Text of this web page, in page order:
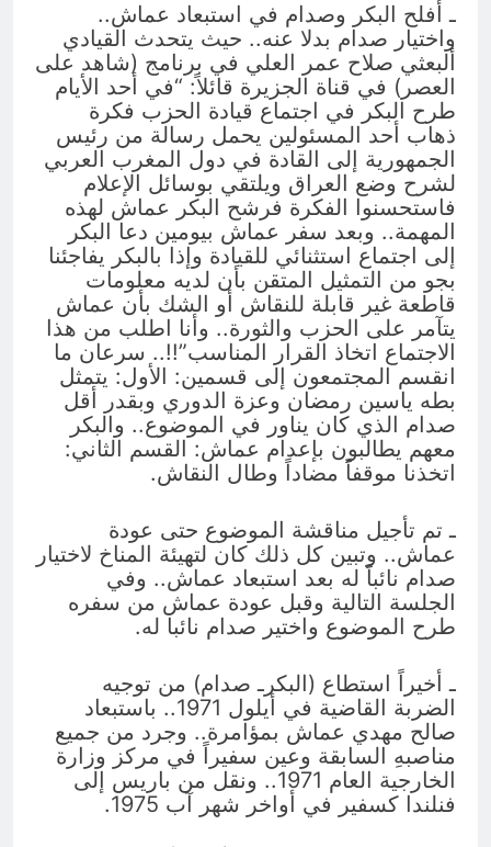
ـ أفلح البكر وصدام في استبعاد عماش..
واختيار صدام بدلا عنه.. حيث يتحدث القيادي
ألبعثي صلاح عمر العلي في برنامج (شاهد على
العصر) في قناة الجزيرة قائلاً: “في أحد الأيام
طرح البكر في اجتماع قيادة الحزب فكرة
ذهاب أحد المسئولين يحمل رسالة من رئيس
الجمهورية إلى القادة في دول المغرب العربي
لشرح وضع العراق ويلتقي بوسائل الإعلام
فاستحسنوا الفكرة فرشح البكر عماش لهذه
المهمة.. وبعد سفر عماش بيومين دعا البكر
إلى اجتماع استثنائي للقيادة وإذا بالبكر يفاجئنا
بجو من التمثيل المتقن بأن لديه معلومات
قاطعة غير قابلة للنقاش أو الشك بأن عماش
يتآمر على الحزب والثورة.. وأنا اطلب من هذا
الاجتماع اتخاذ القرار المناسب”!!.. سرعان ما
انقسم المجتمعون إلى قسمين: الأول: يتمثل
بطه ياسين رمضان وعزة الدوري وبقدر أقل
صدام الذي كان يناور في الموضوع.. والبكر
معهم يطالبون بإعدام عماش: القسم الثاني:
اتخذنا موقفاً مضاداً وطال النقاش.
ـ تم تأجيل مناقشة الموضوع حتى عودة
عماش.. وتبين كل ذلك كان لتهيئة المناخ لاختيار
صدام نائباً له بعد استبعاد عماش.. وفي
الجلسة التالية وقبل عودة عماش من سفره
طرح الموضوع واختير صدام نائبا له.
ـ أخيراً استطاع (البكرـ صدام) من توجيه
الضربة القاضية في أيلول 1971.. باستبعاد
صالح مهدي عماش بمؤامرة.. وجرد من جميع
مناصبهِ السابقة وعين سفيراً في مركز وزارة
الخارجية العام 1971.. ونقل من باريس إلى
فنلندا كسفير في أواخر شهر آب 1975.